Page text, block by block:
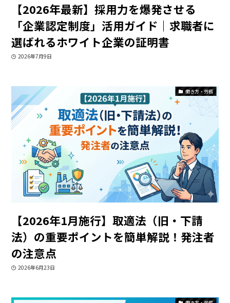
【2026年最新】採用力を爆発させる
「企業認定制度」活用ガイド｜求職者に
選ばれるホワイト企業の証明書
2026年7月9日
働き方・労務
【2026年1月施行】取適法（旧・下請
法）の重要ポイントを簡単解説！発注者
の注意点
2026年6月23日